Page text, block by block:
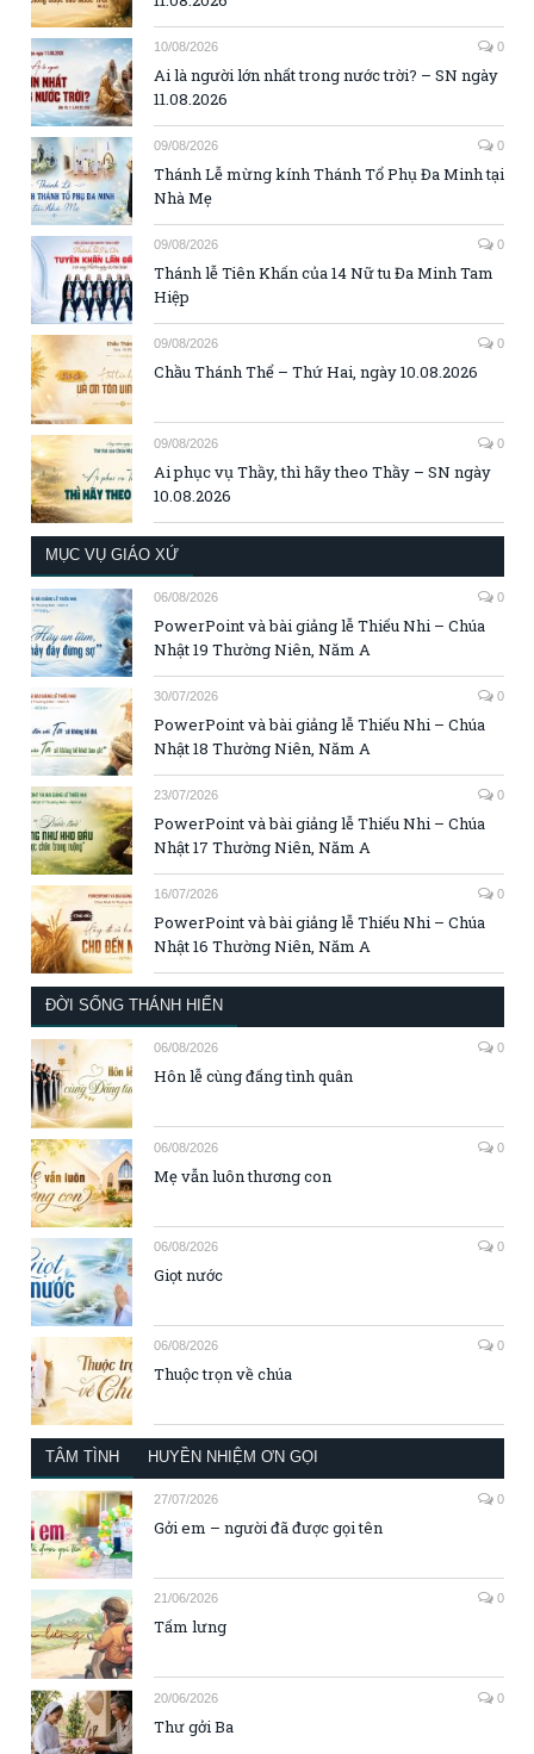
10/08/2026 0
Ai là người lớn nhất trong nước trời? – SN ngày
11.08.2026
09/08/2026 0
Thánh Lễ mừng kính Thánh Tổ Phụ Đa Minh tại
Nhà Mẹ
09/08/2026 0
Thánh lễ Tiên Khấn của 14 Nữ tu Đa Minh Tam
Hiệp
09/08/2026 0
Chầu Thánh Thể – Thứ Hai, ngày 10.08.2026
09/08/2026 0
Ai phục vụ Thầy, thì hãy theo Thầy – SN ngày
10.08.2026
MỤC VỤ GIÁO XỨ
06/08/2026 0
PowerPoint và bài giảng lễ Thiếu Nhi – Chúa
Nhật 19 Thường Niên, Năm A
30/07/2026 0
PowerPoint và bài giảng lễ Thiếu Nhi – Chúa
Nhật 18 Thường Niên, Năm A
23/07/2026 0
PowerPoint và bài giảng lễ Thiếu Nhi – Chúa
Nhật 17 Thường Niên, Năm A
16/07/2026 0
PowerPoint và bài giảng lễ Thiếu Nhi – Chúa
Nhật 16 Thường Niên, Năm A
ĐỜI SỐNG THÁNH HIẾN
06/08/2026 0
Hôn lễ cùng đấng tình quân
06/08/2026 0
Mẹ vẫn luôn thương con
06/08/2026 0
Giọt nước
06/08/2026 0
Thuộc trọn về chúa
TÂM TÌNH HUYỀN NHIỆM ƠN GỌI
27/07/2026 0
Gởi em – người đã được gọi tên
21/06/2026 0
Tấm lưng
20/06/2026 0
Thư gởi Ba